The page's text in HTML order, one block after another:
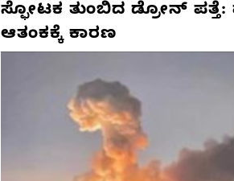
ಸ್ಫೋಟಕ ತುಂಬಿದ ಡ್ರೋನ್
ಆತಂಕಕ್ಕೆ ಕಾರಣ